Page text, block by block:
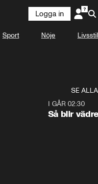
Logga in
Sport Nöje Livsstil
SE ALLA
I GÅR 02:30
Så blir